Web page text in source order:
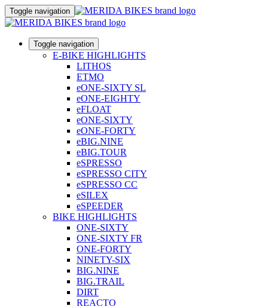
Toggle navigation
Toggle navigation
E-BIKE HIGHLIGHTS
LITHOS
ETMO
eONE-SIXTY SL
eONE-EIGHTY
eFLOAT
eONE-SIXTY
eONE-FORTY
eBIG.NINE
eBIG.TOUR
eSPRESSO
eSPRESSO CITY
eSPRESSO CC
eSILEX
eSPEEDER
BIKE HIGHLIGHTS
ONE-SIXTY
ONE-SIXTY FR
ONE-FORTY
NINETY-SIX
BIG.NINE
BIG.TRAIL
DIRT
REACTO